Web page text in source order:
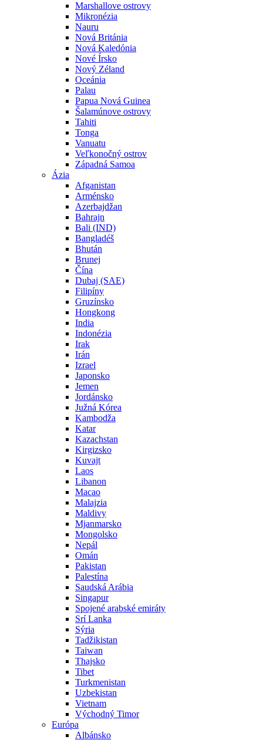
Marshallove ostrovy
Mikronézia
Nauru
Nová Británia
Nová Kaledónia
Nové Írsko
Nový Zéland
Oceánia
Palau
Papua Nová Guinea
Šalamúnove ostrovy
Tahiti
Tonga
Vanuatu
Veľkonočný ostrov
Západná Samoa
Ázia
Afganistan
Arménsko
Azerbajdžan
Bahrajn
Bali (IND)
Bangladéš
Bhután
Brunej
Čína
Dubaj (SAE)
Filipíny
Gruzínsko
Hongkong
India
Indonézia
Irak
Irán
Izrael
Japonsko
Jemen
Jordánsko
Južná Kórea
Kambodža
Katar
Kazachstan
Kirgizsko
Kuvajt
Laos
Libanon
Macao
Malajzia
Maldivy
Mjanmarsko
Mongolsko
Nepál
Omán
Pakistan
Palestína
Saudská Arábia
Singapur
Spojené arabské emiráty
Srí Lanka
Sýria
Tadžikistan
Taiwan
Thajsko
Tibet
Turkmenistan
Uzbekistan
Vietnam
Východný Timor
Európa
Albánsko